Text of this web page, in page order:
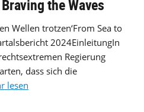
the Waves
Wellen trotzen‘From Sea to
2024EinleitungIn
Regierung
dass sich die
lesen